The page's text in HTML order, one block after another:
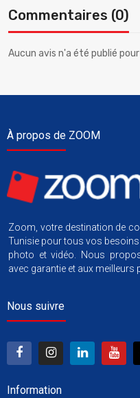
Commentaires (0)
Aucun avis n'a été publié
À propos de ZOOM
Zoom, votre destination de
Tunisie pour tous vos
photo et vidéo. Nous
avec garantie et aux meilleurs
Nous suivre
Information